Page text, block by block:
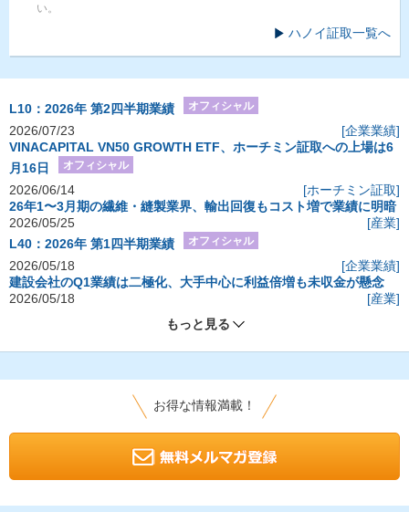
い。
ハノイ証取一覧へ
L10：2026年 第2四半期業績 オフィシャル
2026/07/23
[企業業績]
VINACAPITAL VN50 GROWTH ETF、ホーチミン証取への上場は6
月16日
オフィシャル
2026/06/14
[ホーチミン証取]
26年1〜3月期の繊維・縫製業界、輸出回復もコスト増で業績に明暗
2026/05/25
[産業]
L40：2026年 第1四半期業績
オフィシャル
2026/05/18
[企業業績]
建設会社のQ1業績は二極化、大手中心に利益倍増も未収金が懸念
2026/05/18
[産業]
もっと見る
お得な情報満載！